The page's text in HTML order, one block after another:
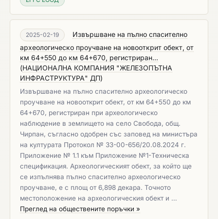
2025-02-19
Извършване на пълно спасително
археологическо проучване на новооткрит обект, от
км 64+550 до км 64+670, регистриран...
(НАЦИОНАЛНА КОМПАНИЯ "ЖЕЛЕЗОПЪТНА
ИНФРАСТРУКТУРА" ДП)
Извършване на пълно спасително археологическо
проучване на новооткрит обект, от км 64+550 до км
64+670, регистриран при археологическо
наблюдение в землището на село Свобода, общ.
Чирпан, съгласно одобрен със заповед на министъра
на културата Протокол № 33-00-656/20.08.2024 г.
Приложение № 1.1 към Приложение №1-Техническа
спецификация. Археологическият обект, за който ще
се изпълнява пълно спасително археологическо
проучване, е с площ от 6,898 декара. Точното
местоположение на археологическия обект и …
Преглед на обществените поръчки »